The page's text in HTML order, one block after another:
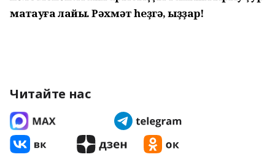
маҡтауға лайыҡ. Рәхмәт һеҙгә, ҡыҙҙар!
Читайте нас